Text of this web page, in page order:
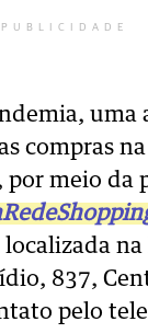
PUBLICIDADE
uma
compras
meio da
localizada na
837,
pelo